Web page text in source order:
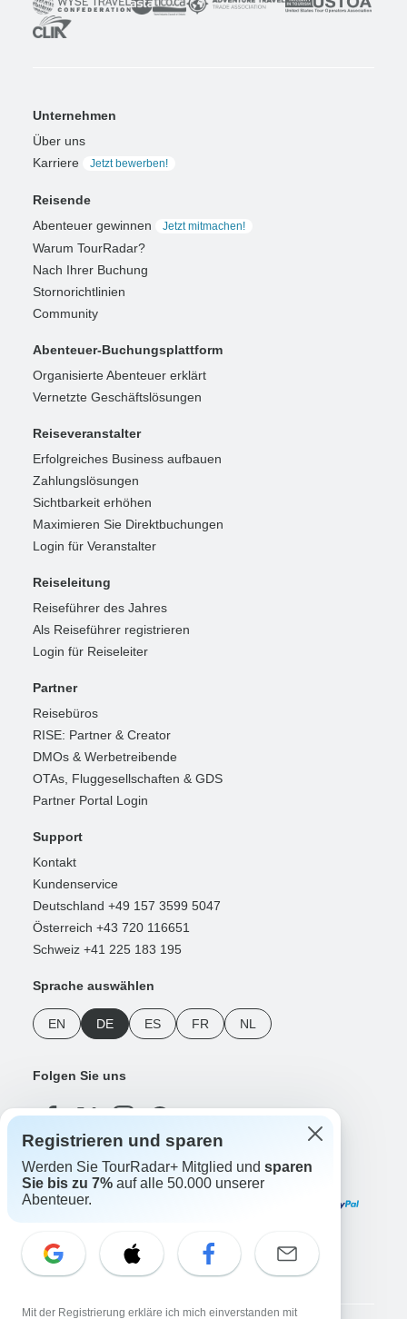
Unternehmen
Über uns
Karriere
Jetzt bewerben!
Reisende
Abenteuer gewinnen
Jetzt mitmachen!
Warum TourRadar?
Nach Ihrer Buchung
Stornorichtlinien
Community
Abenteuer-Buchungsplattform
Organisierte Abenteuer erklärt
Vernetzte Geschäftslösungen
Reiseveranstalter
Erfolgreiches Business aufbauen
Zahlungslösungen
Sichtbarkeit erhöhen
Maximieren Sie Direktbuchungen
Login für Veranstalter
Reiseleitung
Reiseführer des Jahres
Als Reiseführer registrieren
Login für Reiseleiter
Partner
Reisebüros
RISE: Partner & Creator
DMOs & Werbetreibende
OTAs, Fluggesellschaften & GDS
Partner Portal Login
Support
Kontakt
Kundenservice
Deutschland +49 157 3599 5047
Österreich +43 720 116651
Schweiz +41 225 183 195
Sprache auswählen
EN DE ES FR NL
Folgen Sie uns
Zahlungsmethoden
Unsere App herunterladen
Registrieren und sparen
Werden Sie TourRadar+ Mitglied und sparen
Sie bis zu 7% auf alle 50.000 unserer
Abenteuer.
Mit der Registrierung erkläre ich mich einverstanden mit